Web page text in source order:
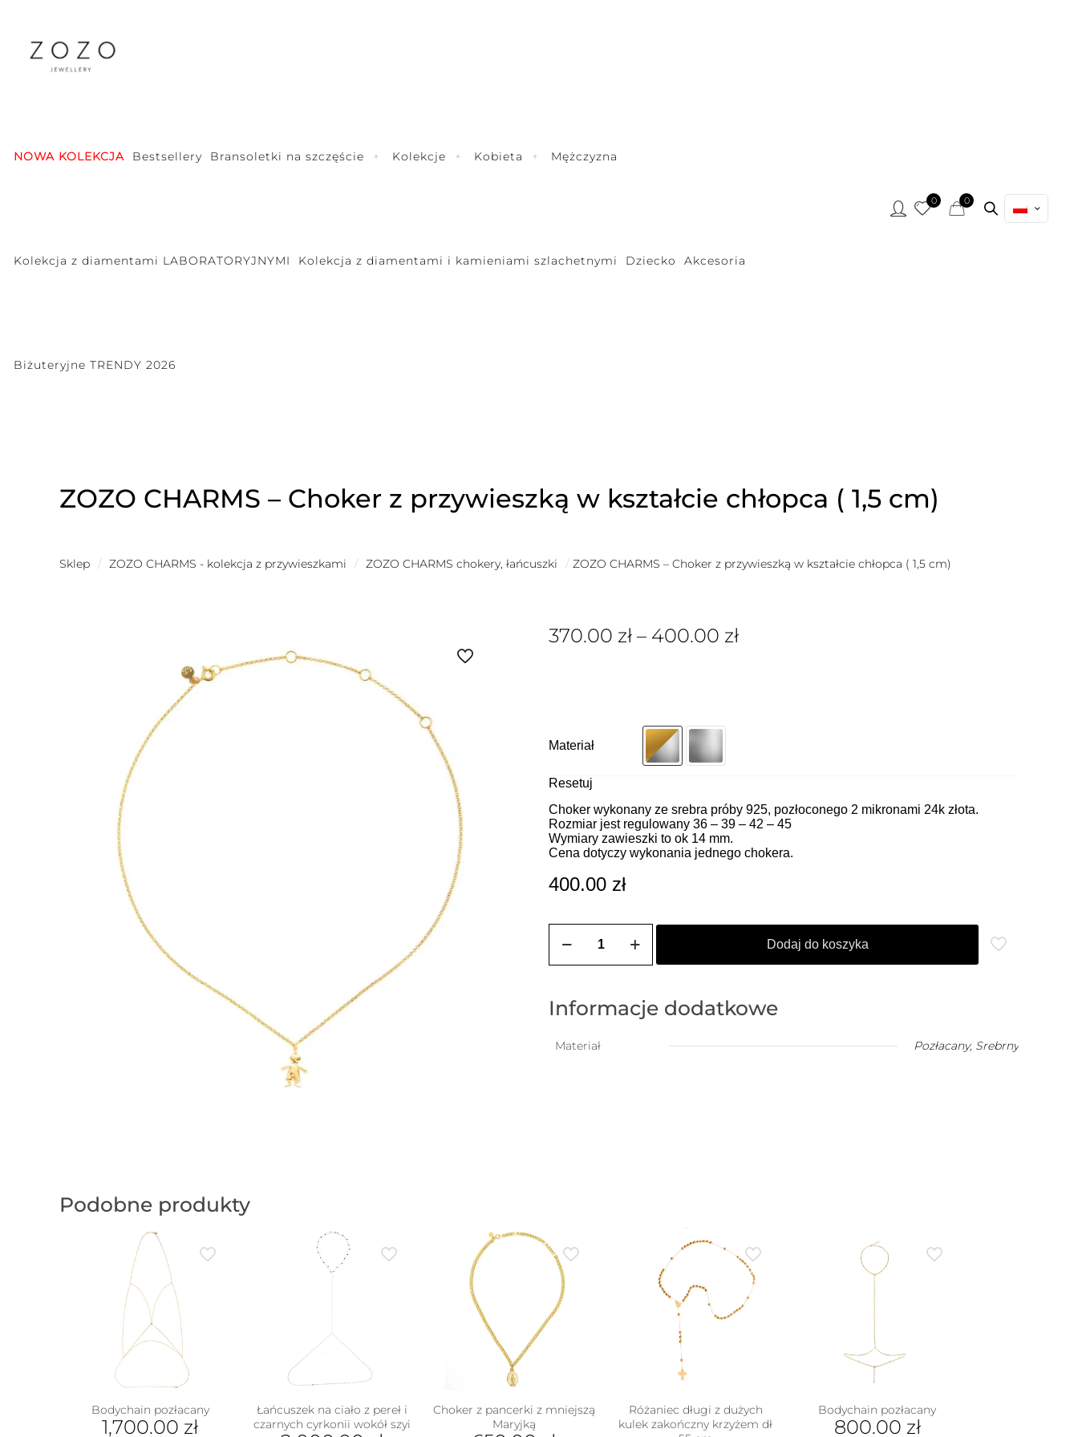
NOWA KOLEKCJA Bestsellery Bransoletki na szczęście Kolekcje Kobieta Mężczyzna
Kolekcja z diamentami LABORATORYJNYMI Kolekcja z diamentami i kamieniami szlachetnymi Dziecko Akcesoria
Biżuteryjne TRENDY 2026
0 0
ZOZO CHARMS – Choker z przywieszką w kształcie chłopca ( 1,5 cm)
Sklep / ZOZO CHARMS - kolekcja z przywieszkami / ZOZO CHARMS chokery, łańcuszki / ZOZO CHARMS – Choker z przywieszką w kształcie chłopca ( 1,5 cm)
370.00 zł – 400.00 zł
Materiał
Resetuj
Choker wykonany ze srebra próby 925, pozłoconego 2 mikronami 24k złota.
Rozmiar jest regulowany 36 – 39 – 42 – 45
Wymiary zawieszki to ok 14 mm.
Cena dotyczy wykonania jednego chokera.
400.00 zł
ZOZO
z
przywieszką
kształcie
Dodaj do koszyka
Informacje dodatkowe
Materiał Pozłacany, Srebrny
Podobne produkty
Bodychain pozłacany
1,700.00 zł
Łańcuszek na ciało z pereł i
czarnych cyrkonii wokół szyi
Choker z pancerki z mniejszą
Maryjką
Różaniec długi z dużych
kulek zakończny krzyżem dł
Bodychain pozłacany
800.00 zł